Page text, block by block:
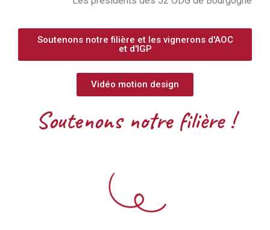
Soutenons notre filière et les vignerons d'AOC
et d'IGP
Vidéo motion design
Soutenons notre filière !